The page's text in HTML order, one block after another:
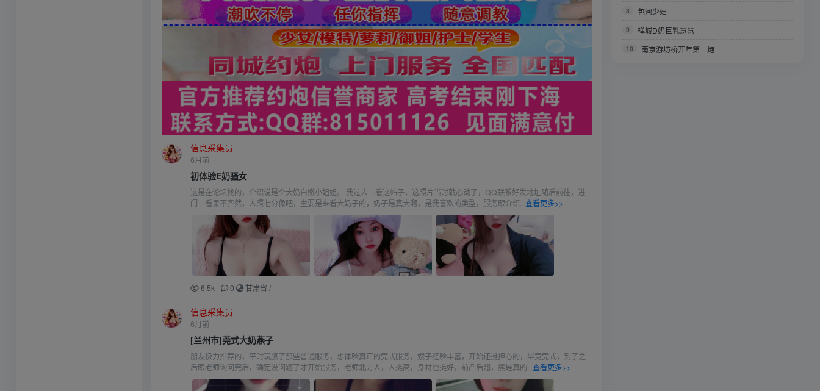
信息采集员
6月前
初体验E奶骚女
这是在论坛找的，介绍说是个大奶白嫩小姐姐。 我过去一看这帖子，这照片当时就心动了，QQ联系好发地址随后前往，进
门一看果不齐然，人照七分像吧，主要是来看大奶子的，奶子是真大啊，是我喜欢的类型，服务跟介绍...查看更多>>
6.5k 0 甘肃省/
信息采集员
6月前
[兰州市]莞式大奶燕子
朋友极力推荐的，平时玩腻了那些普通服务，想体验真正的莞式服务，嫂子经验丰富，开始还挺担心的，毕竟莞式，到了之
后跟老师询问完后，确定没问题了才开始服务，老师北方人，人挺高，身材也挺好，前凸后翘，熊是真的...查看更多>>
8 包河少妇
9 禅城D奶巨乳慧慧
10 南京游坊桥开年第一炮